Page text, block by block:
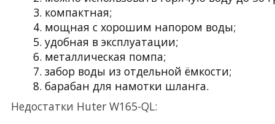
компактная;
мощная с хорошим напором воды;
удобная в эксплуатации;
металлическая помпа;
забор воды из отдельной ёмкости;
барабан для намотки шланга.
Недостатки Huter W165-QL: